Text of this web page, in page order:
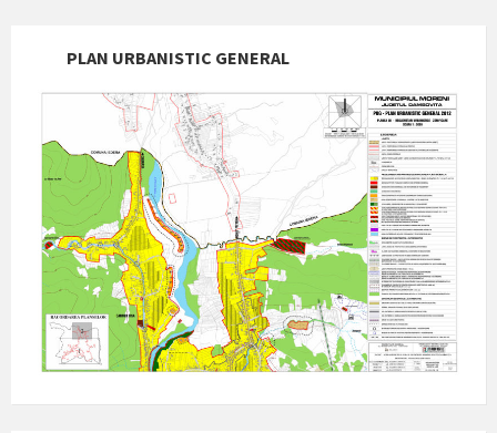
PLAN URBANISTIC GENERAL